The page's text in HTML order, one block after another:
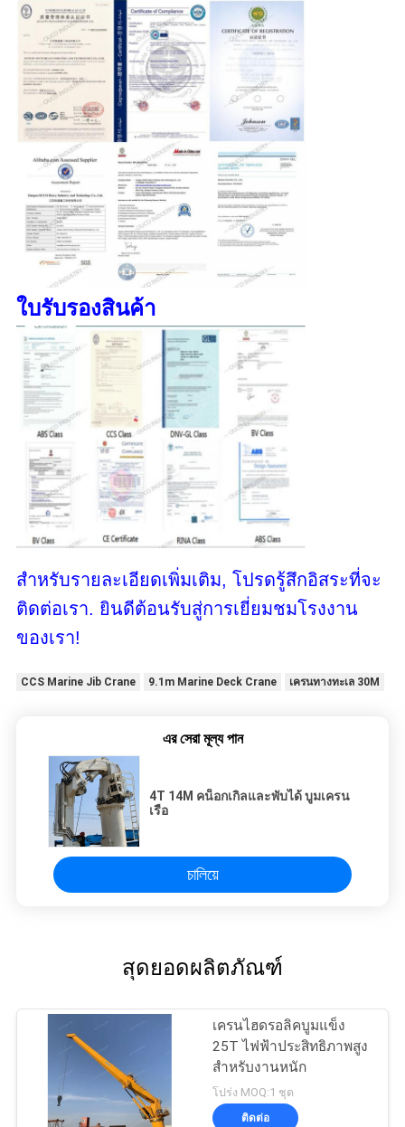
ใบรับรองสินค้า
สําหรับรายละเอียดเพิ่มเติม, โปรดรู้สึกอิสระที่จะ
ติดต่อเรา. ยินดีต้อนรับสู่การเยี่ยมชมโรงงาน
ของเรา!
CCS Marine Jib Crane 9.1m Marine Deck Crane เครนทางทะเล 30M
এর সেরা মূল্য পান
4T 14M คน็อกเกิลและพับได้ บูมเครน
เรือ
চালিয়ে
สุดยอดผลิตภัณฑ์
เครนไฮดรอลิคบูมแข็ง
25T ไฟฟ้าประสิทธิภาพสูง
สำหรับงานหนัก
โปร่ง MOQ:1 ชุด
ติดต่อ